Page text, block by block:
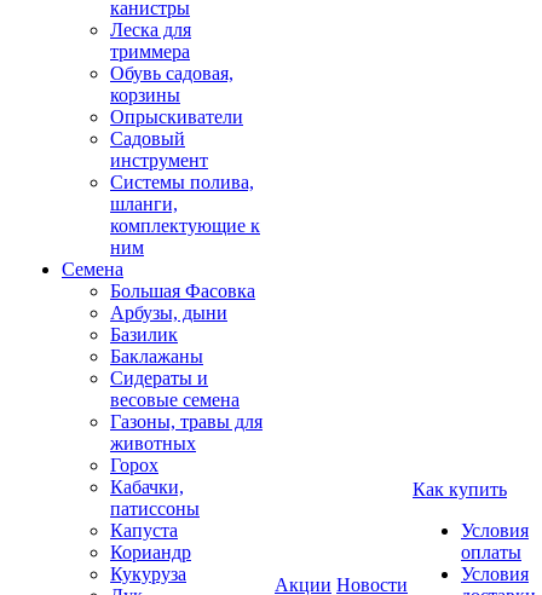
канистры
Леска для
триммера
Обувь садовая,
корзины
Опрыскиватели
Садовый
инструмент
Системы полива,
шланги,
комплектующие к
ним
Семена
Большая Фасовка
Арбузы, дыни
Базилик
Баклажаны
Сидераты и
весовые семена
Газоны, травы для
животных
Горох
Кабачки,
патиссоны
Капуста
Кориандр
Кукуруза
Акции Новости
Как купить
Условия
оплаты
Условия